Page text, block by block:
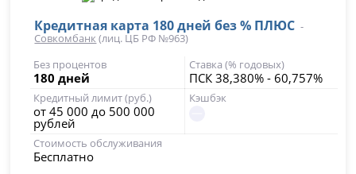
Кредитная карта 180 дней без % ПЛЮС -
Совкомбанк (лиц. ЦБ РФ №963)
Без процентов
180 дней
Ставка (% годовых)
ПСК 38,380% - 60,757%
Кредитный лимит (руб.)
от 45 000 до 500 000
рублей
Кэшбэк
Стоимость обслуживания
Бесплатно